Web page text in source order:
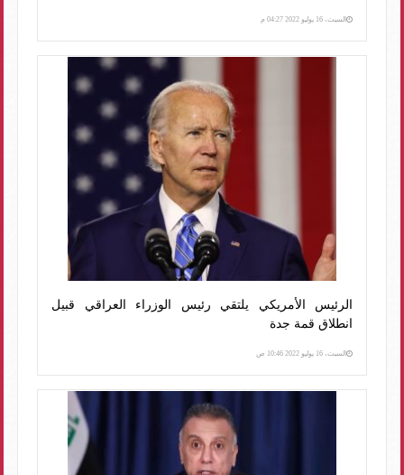
السبت، 16 يوليو 2022 04:27 م
الرئيس الأمريكي يلتقي رئيس الوزراء العراقي قبيل
انطلاق قمة جدة
السبت، 16 يوليو 2022 10:46 ص